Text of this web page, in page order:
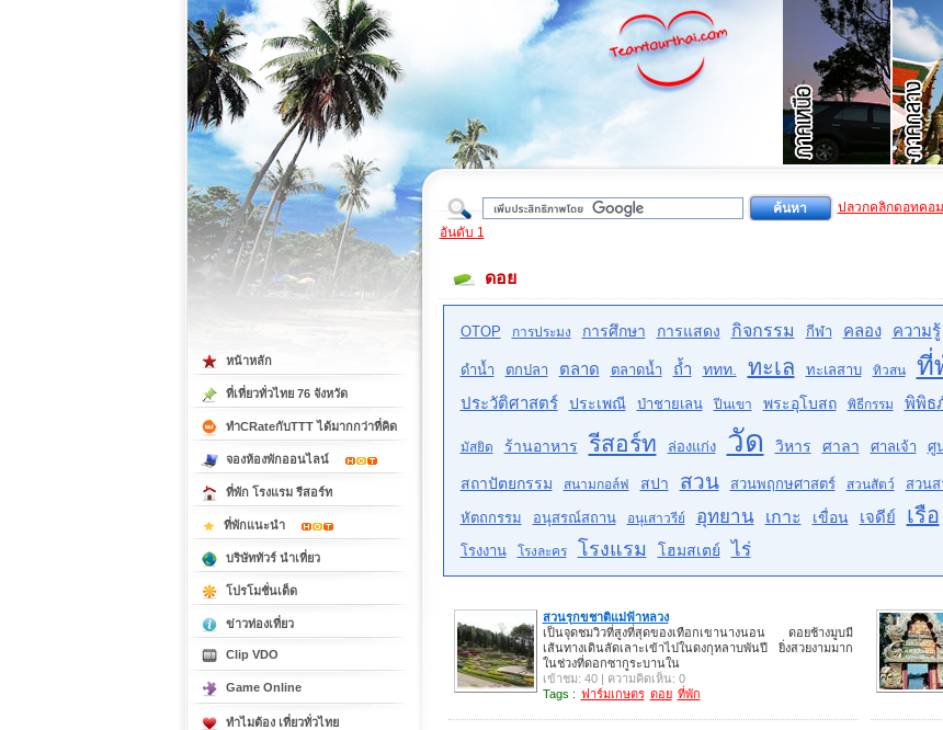
ที่เที่ยวภาคใต้
ปลวกคลิกดอทคอ
อันดับ 1
ดอย
OTOP การประมง การศึกษา การแสดง กิจกรรม กีฬา คลอง ความรู้
ดำน้ำ ตกปลา ตลาด ตลาดน้ำ ถ้ำ ททท. ทะเล ทะเลสาบ ทิวสน ที่
ประวัติศาสตร์ ประเพณี ป่าชายเลน ปีนเขา พระอุโบสถ พิธีกรรม พิพิ
มัสยิด ร้านอาหาร รีสอร์ท ล่องแก่ง วัด วิหาร ศาลา ศาลเจ้า ศู
สถาปัตยกรรม สนามกอล์ฟ สปา สวน สวนพฤกษศาสตร์ สวนสัตว์ สวน
หัตถกรรม อนุสรณ์สถาน อนุเสาวรีย์ อุทยาน เกาะ เขื่อน เจดีย์ เรือ
โรงงาน
โรงละคร โรงแรม โฮมสเตย์ ไร่
สวนรุกขชาติแม่ฟ้าหลวง
เป็นจุดชมวิวที่สูงที่สุดของเทือกเขานางนอน ดอยช้างมูบมี
เส้นทางเดินลัดเลาะเข้าไปในดงกุหลาบพันปี ยิ่งสวยงามมาก
ในช่วงที่ดอกซากูระบานใน
เข้าชม: 40 | ความคิดเห็น: 0
Tags : ฟาร์มเกษตร ดอย ที่พัก
หน้าหลัก
ที่เที่ยวทั่วไทย 76 จังหวัด
ทำCRateกับTTT ได้มากกว่าที่คิด
จองห้องพักออนไลน์
ที่พัก โรงแรม รีสอร์ท
ที่พักแนะนำ
บริษัททัวร์ นำเที่ยว
โปรโมชั่นเด็ด
ข่าวท่องเที่ยว
Clip VDO
Game Online
ทำไมต้อง เที่ยวทั่วไทย